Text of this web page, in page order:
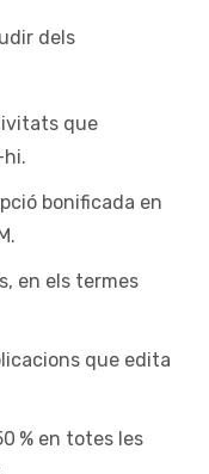
dels
que
hi.
bonificada en
en els termes
que edita
% en totes les